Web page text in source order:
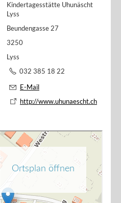
Kindertagesstätte Uhunäscht
Lyss
Beundengasse 27
3250
Lyss
032 385 18 22
E-Mail
http://www.uhunaescht.ch